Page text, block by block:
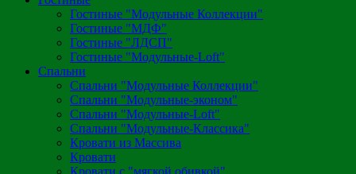
Гостиные "Модульные Коллекции"
Гостиные "МДФ"
Гостиные "ЛДСП"
Гостиные "Модульные-Loft"
Спальни
Спальни "Модульные Коллекции"
Спальни "Модульные-эконом"
Спальни "Модульные-Loft"
Спальни "Модульные-Классика"
Кровати из Массива
Кровати
Кровати с "мягкой обивкой"